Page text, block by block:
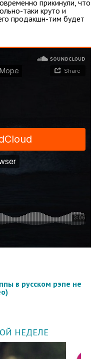
прикинули, что
таки круто и
продакшн-тим будет
в русском рэпе не
НЕДЕЛЕ